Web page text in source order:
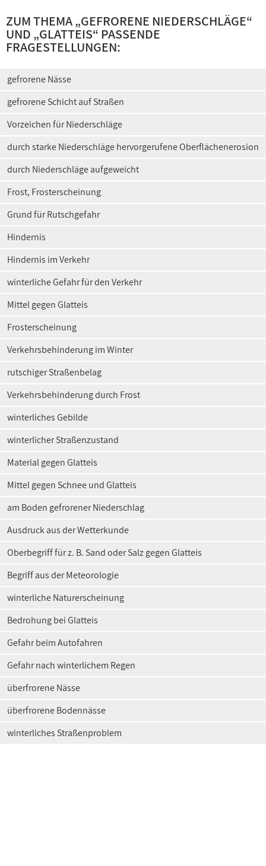
ZUM THEMA „GEFRORENE NIEDERSCHLÄGE“
UND „GLATTEIS“ PASSENDE
FRAGESTELLUNGEN:
gefrorene Nässe
gefrorene Schicht auf Straßen
Vorzeichen für Niederschläge
durch starke Niederschläge hervorgerufene Oberflächenerosion
durch Niederschläge aufgeweicht
Frost, Frosterscheinung
Grund für Rutschgefahr
Hindernis
Hindernis im Verkehr
winterliche Gefahr für den Verkehr
Mittel gegen Glatteis
Frosterscheinung
Verkehrsbehinderung im Winter
rutschiger Straßenbelag
Verkehrsbehinderung durch Frost
winterliches Gebilde
winterlicher Straßenzustand
Material gegen Glatteis
Mittel gegen Schnee und Glatteis
am Boden gefrorener Niederschlag
Ausdruck aus der Wetterkunde
Oberbegriff für z. B. Sand oder Salz gegen Glatteis
Begriff aus der Meteorologie
winterliche Naturerscheinung
Bedrohung bei Glatteis
Gefahr beim Autofahren
Gefahr nach winterlichem Regen
überfrorene Nässe
überfrorene Bodennässe
winterliches Straßenproblem